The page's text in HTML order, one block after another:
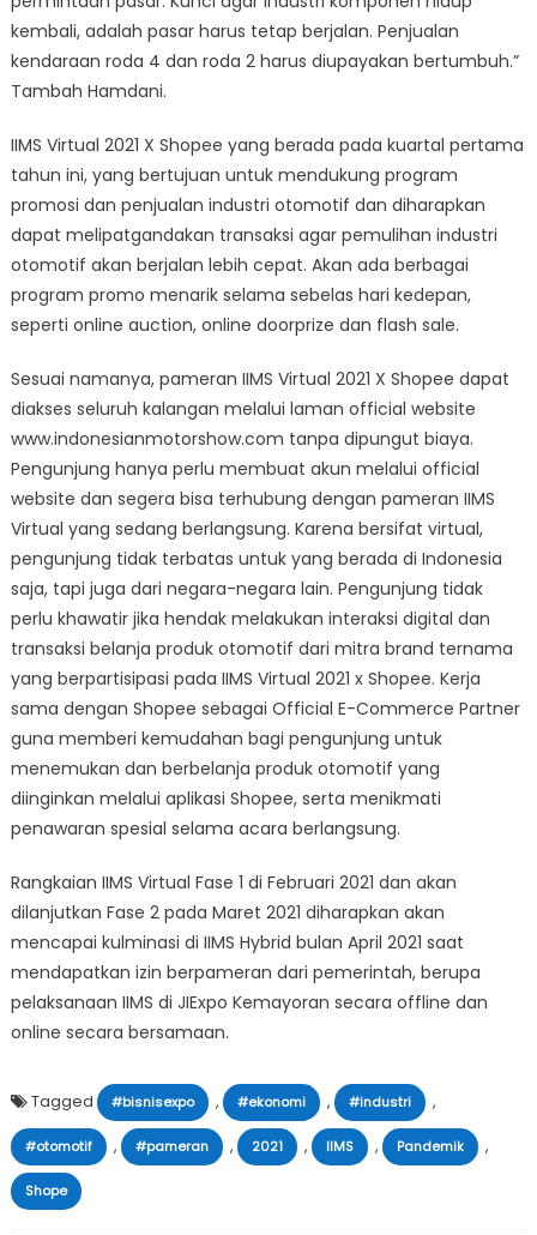
kembali, adalah pasar harus tetap berjalan. Penjualan
kendaraan roda 4 dan roda 2 harus diupayakan bertumbuh.”
Tambah Hamdani.
IIMS Virtual 2021 X Shopee yang berada pada kuartal pertama
tahun ini, yang bertujuan untuk mendukung program
promosi dan penjualan industri otomotif dan diharapkan
dapat melipatgandakan transaksi agar pemulihan industri
otomotif akan berjalan lebih cepat. Akan ada berbagai
program promo menarik selama sebelas hari kedepan,
seperti online auction, online doorprize dan flash sale.
Sesuai namanya, pameran IIMS Virtual 2021 X Shopee dapat
diakses seluruh kalangan melalui laman official website
www.indonesianmotorshow.com tanpa dipungut biaya.
Pengunjung hanya perlu membuat akun melalui official
website dan segera bisa terhubung dengan pameran IIMS
Virtual yang sedang berlangsung. Karena bersifat virtual,
pengunjung tidak terbatas untuk yang berada di Indonesia
saja, tapi juga dari negara-negara lain. Pengunjung tidak
perlu khawatir jika hendak melakukan interaksi digital dan
transaksi belanja produk otomotif dari mitra brand ternama
yang berpartisipasi pada IIMS Virtual 2021 x Shopee. Kerja
sama dengan Shopee sebagai Official E-Commerce Partner
guna memberi kemudahan bagi pengunjung untuk
menemukan dan berbelanja produk otomotif yang
diinginkan melalui aplikasi Shopee, serta menikmati
penawaran spesial selama acara berlangsung.
Rangkaian IIMS Virtual Fase 1 di Februari 2021 dan akan
dilanjutkan Fase 2 pada Maret 2021 diharapkan akan
mencapai kulminasi di IIMS Hybrid bulan April 2021 saat
mendapatkan izin berpameran dari pemerintah, berupa
pelaksanaan IIMS di JIExpo Kemayoran secara offline dan
online secara bersamaan.
Tagged #bisnisexpo , #ekonomi , #industri ,
#otomotif , #pameran , 2021 , IIMS , Pandemik ,
Shope